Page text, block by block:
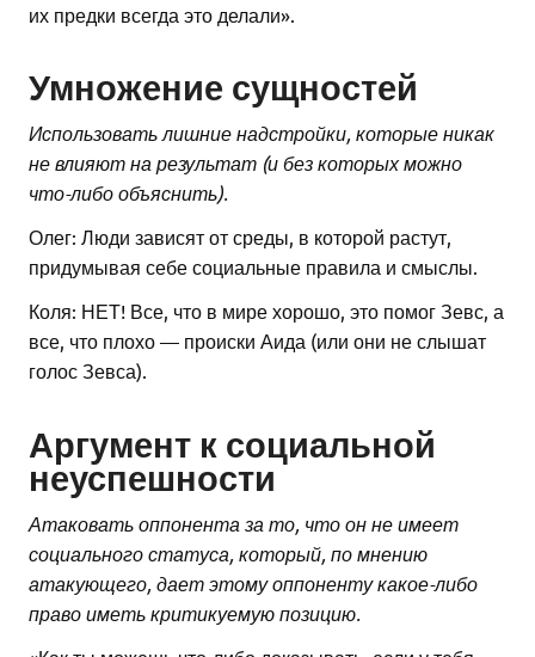
их предки всегда это делали».
Умножение сущностей
Использовать лишние надстройки, которые никак
не влияют на результат (и без которых можно
что-либо объяснить).
Олег: Люди зависят от среды, в которой растут,
придумывая себе социальные правила и смыслы.
Коля: НЕТ! Все, что в мире хорошо, это помог Зевс, а
все, что плохо — происки Аида (или они не слышат
голос Зевса).
Аргумент к социальной
неуспешности
Атаковать оппонента за то, что он не имеет
социального статуса, который, по мнению
атакующего, дает этому оппоненту какое-либо
право иметь критикуемую позицию.